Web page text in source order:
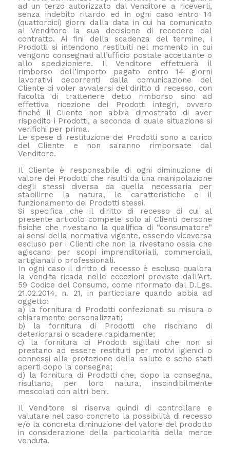
ad un terzo autorizzato dal Venditore a riceverli,
senza indebito ritardo ed in ogni caso entro 14
(quattordici) giorni dalla data in cui ha comunicato
al Venditore la sua decisione di recedere dal
contratto. Ai fini della scadenza del termine, i
Prodotti si intendono restituiti nel momento in cui
vengono consegnati all’ufficio postale accettante o
allo spedizioniere. Il Venditore effettuerà il
rimborso dell’importo pagato entro 14 giorni
lavorativi decorrenti dalla comunicazione del
Cliente di voler avvalersi del diritto di recesso, con
facoltà di trattenere detto rimborso sino ad
effettiva ricezione dei Prodotti integri, ovvero
finché il Cliente non abbia dimostrato di aver
rispedito i Prodotti, a seconda di quale situazione si
verifichi per prima.
Le spese di restituzione dei Prodotti sono a carico
del Cliente e non saranno rimborsate dal
Venditore.
Il Cliente è responsabile di ogni diminuzione di
valore dei Prodotti che risulti da una manipolazione
degli stessi diversa da quella necessaria per
stabilirne la natura, le caratteristiche e il
funzionamento dei Prodotti stessi.
Si specifica che il diritto di recesso di cui al
presente articolo compete solo ai Clienti persone
fisiche che rivestano la qualifica di “consumatore”
ai sensi della normativa vigente, essendo viceversa
escluso per i Clienti che non la rivestano ossia che
agiscano per scopi imprenditoriali, commerciali,
artigianali o professionali.
In ogni caso il diritto di recesso è escluso qualora
la vendita ricada nelle eccezioni previste dall’Art.
59 Codice del Consumo, come riformato dal D.Lgs.
21.02.2014, n. 21, in particolare quando abbia ad
oggetto:
a) la fornitura di Prodotti confezionati su misura o
chiaramente personalizzati;
b) la fornitura di Prodotti che rischiano di
deteriorarsi o scadere rapidamente;
c) la fornitura di Prodotti sigillati che non si
prestano ad essere restituiti per motivi igienici o
connessi alla protezione della salute e sono stati
aperti dopo la consegna;
d) la fornitura di Prodotti che, dopo la consegna,
risultano, per loro natura, inscindibilmente
mescolati con altri beni.
Il Venditore si riserva quindi di controllare e
valutare nel caso concreto la possibilità di recesso
e/o la concreta diminuzione del valore del prodotto
in considerazione della particolarità della merce
venduta.